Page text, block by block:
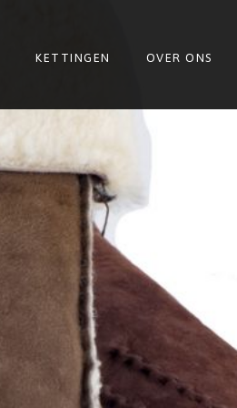
KETTINGEN OVER ONS